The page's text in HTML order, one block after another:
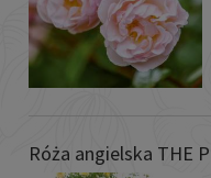
Róża angielska THE